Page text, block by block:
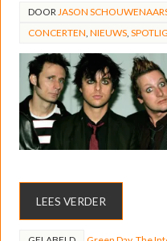
DOOR JASON
CONCERTEN NIEUWS,
LEES VERDER